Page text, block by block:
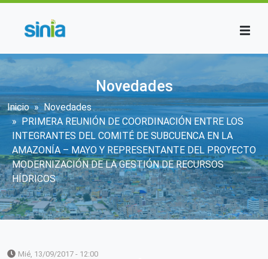
Novedades
Sobrescribir enlaces de ayuda a la
Inicio
Novedades
PRIMERA REUNIÓN DE COORDINACIÓN ENTRE LOS
INTEGRANTES DEL COMITÉ DE SUBCUENCA EN LA
AMAZONÍA – MAYO Y REPRESENTANTE DEL PROYECTO
MODERNIZACIÓN DE LA GESTIÓN DE RECURSOS
HÍDRICOS
Mié, 13/09/2017 - 12:00